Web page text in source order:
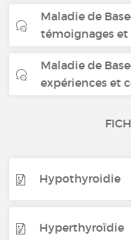
Maladie de
témoignages et
Maladie de
expériences et
Hypothyroidie
Hyperthyroïdie